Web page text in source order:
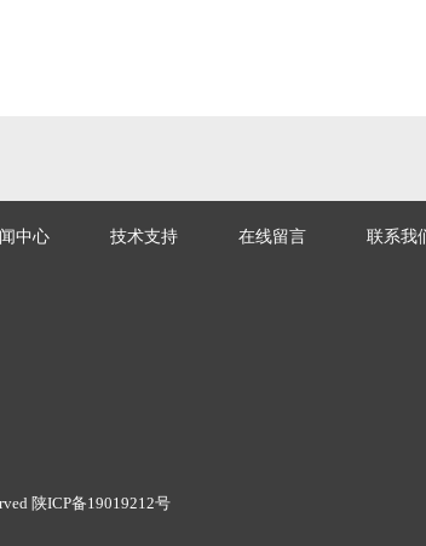
中心 技术支持 在线留言 联系我
陕ICP备19019212号